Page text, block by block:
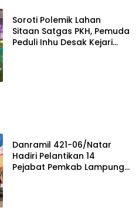
Selatan
Soroti Polemik Lahan
Sitaan Satgas PKH, Pemuda
Peduli Inhu Desak Kejari
Danramil 421-06/Natar
Hadiri Pelantikan 14
Pejabat Pemkab Lampung